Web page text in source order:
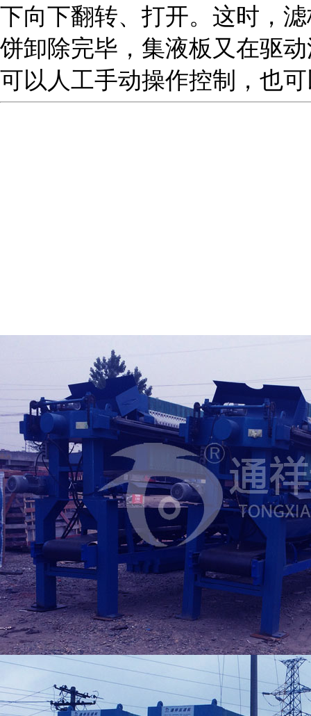
下向下翻转、打开。这时，
饼卸除完毕，集液板又在驱
可以人工手动操作控制，也